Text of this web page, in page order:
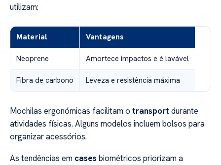
utilizam:
Material Vantagens
Neoprene Amortece impactos e é lavável
Fibra de carbono Leveza e resistência máxima
Mochilas ergonómicas facilitam o transport durante
atividades físicas. Alguns modelos incluem bolsos para
organizar acessórios.
As tendências em cases biométricos priorizam a